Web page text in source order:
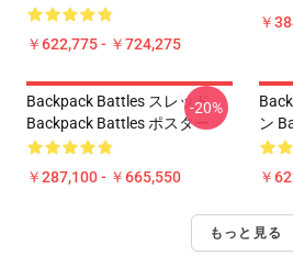
￥622,775 - ￥724,275
￥
Backpack Battles スレッド
Backpack Battles ポスター
￥287,100 - ￥665,550
-20%
ン
￥
もっと見る